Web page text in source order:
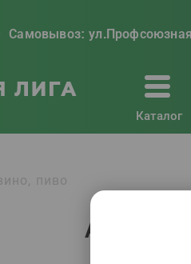
Самовывоз:
Каталог
пиво